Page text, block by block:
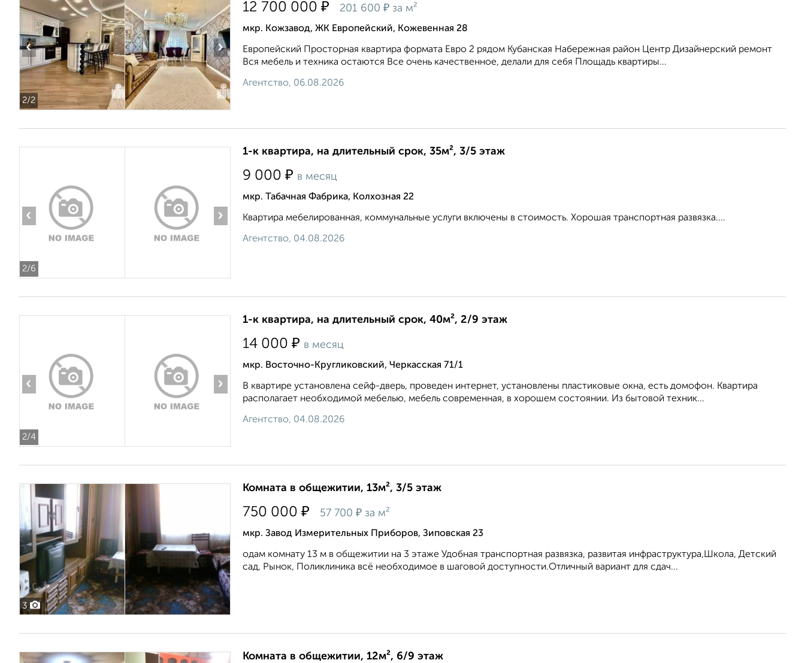
2/2
‹ ›
12 700 000 ₽ 201 600 ₽ за м²
мкр. Кожзавод, ЖК Европейский, Кожевенная 28
Европейский Просторная квартира формата Евро 2 рядом Кубанская Набережная район Центр Дизайнерский ремонт
Вся мебель и техника остаются Все очень качественное, делали для себя Площадь квартиры...
Агентство, 06.08.2026
2/6
‹ ›
1-к квартира, на длительный срок, 35м², 3/5 этаж
9 000 ₽ в месяц
мкр. Табачная Фабрика, Колхозная 22
Квартира мебелированная, коммунальные услуги включены в стоимость. Хорошая транспортная развязка....
Агентство, 04.08.2026
2/4
‹ ›
1-к квартира, на длительный срок, 40м², 2/9 этаж
14 000 ₽ в месяц
мкр. Восточно-Кругликовский, Черкасская 71/1
В квартире установлена сейф-дверь, проведен интернет, установлены пластиковые окна, есть домофон. Квартира
располагает необходимой мебелью, мебель современная, в хорошем состоянии. Из бытовой техник...
Агентство, 04.08.2026
3
Комната в общежитии, 13м², 3/5 этаж
750 000 ₽ 57 700 ₽ за м²
мкр. Завод Измерительных Приборов, Зиповская 23
одам комнату 13 м в общежитии на 3 этаже Удобная транспортная развязка, развитая инфраструктура,Школа, Детский
сад, Рынок, Поликлиника всё необходимое в шаговой доступности.Отличный вариант для сдач...
Комната в общежитии, 12м², 6/9 этаж